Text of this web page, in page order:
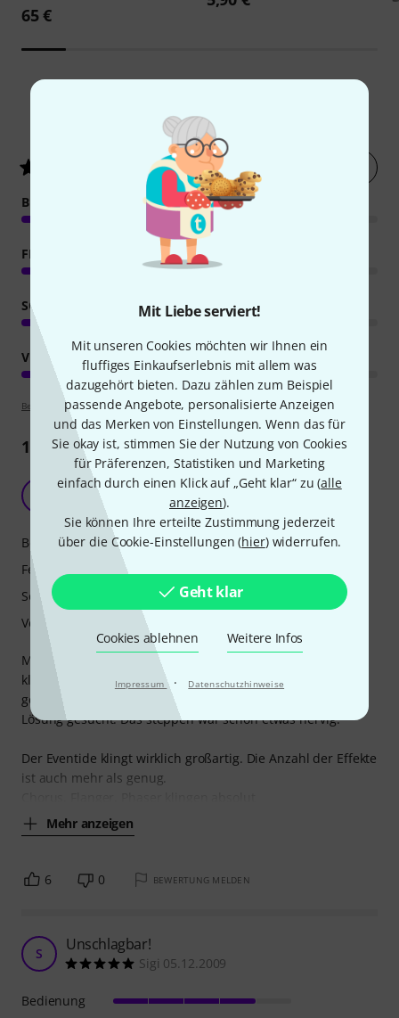
Mit Liebe serviert!
Mit unseren Cookies möchten wir Ihnen ein
fluffiges Einkaufserlebnis mit allem was
dazugehört bieten. Dazu zählen zum Beispiel
passende Angebote, personalisierte Anzeigen
und das Merken von Einstellungen. Wenn das für
Sie okay ist, stimmen Sie der Nutzung von Cookies
für Präferenzen, Statistiken und Marketing
einfach durch einen Klick auf „Geht klar“ zu (alle
anzeigen).
Sie können Ihre erteilte Zustimmung jederzeit
über die Cookie-Einstellungen (hier) widerrufen.
Geht klar
Cookies ablehnen Weitere Infos
Impressum · Datenschutzhinweise
65 €
Kundenbewertungen
4.6/ 5
BEDIENUNG
FEATURES
SOUND
VERARBEITUNG
Bewertungsrichtlinien
10 Rezensionen
Großartig!!!!!!
Daniele B. 17.11.2009
Man braucht nicht viel zu sagen. Es ist ein Eventide und so
klingt es auch. Ich habe bisher nur mit analogen Effekten
gespielt und habe lange nach einer etwas einfacheren
Lösung gesucht. Das steppen war schon etwas nervig.
Der Eventide klingt wirklich großartig. Die Anzahl der Effekte
ist auch mehr als genug.
Mehr anzeigen
Bedienung
Features
Sound
Verarbeitung
6 0 BEWERTUNG MELDEN
S Unschlagbar!
Sigi 05.12.2009
Bedienung